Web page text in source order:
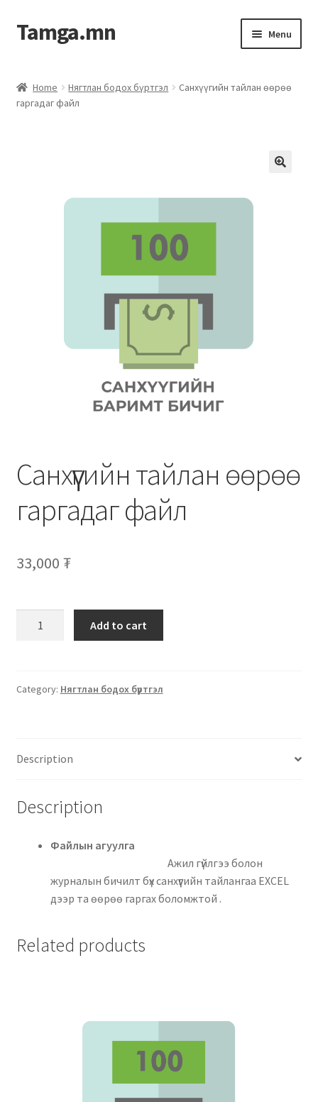
Tamga.mn Menu
ХАБЭА-н багц
Компанийн удирдлагын бичиг баримт
Нягтлан бодох бүртгэл
Санхүүгийн анхан шатны баримтуудын загвар
Хөдөлмөрийн багц баримт
Хүний нөөцийн бодлогын баримт
Шүүхэд нэхэмжлэл гаргах загварууд
Home Нягтлан бодох бүртгэл
Санхүүгийн тайлан өөрөө
гаргадаг файл
Санхүүгийн тайлан өөрөө
гаргадаг файл
33,000 ₮
Add to cart
Category: Нягтлан бодох бүртгэл
Description
Description
Файлын агуулга
Ажил гүйлгээ болон
журналын бичилт бүх санхүүгийн тайлангаа EXCEL
дээр та өөрөө гаргах боломжтой .
Related products